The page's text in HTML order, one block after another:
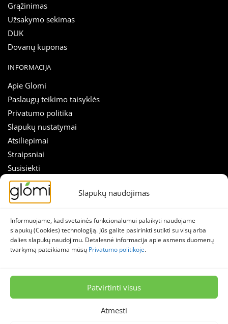
Slapukų naudojimas
Informuojame, kad svetainės funkcionalumui palaikyti naudojame
slapukų (Cookies) technologiją. Jūs galite pasirinkti sutikti su visų arba
dalies slapukų naudojimu. Detalesnė informacija apie asmens duomenų
tvarkymą pateikiama mūsų Privatumo politikoje.
Patvirtinti visus
Atmesti
Nuolaidos tiesiai į el. paštą!
El.
paštas
*
🔥 Naujienos
Grąžinimas
Užsakymo sekimas
DUK
Dovanų kuponas
INFORMACIJA
Apie Glomi
Paslaugų teikimo taisyklės
Privatumo politika
Slapukų nustatymai
Atsiliepimai
Straipsniai
Susisiekti
SEKITE MUS
Naujienlaiškis
Facebook
Instagram
© 2026 Stella lumina, MB – Glomi.lt